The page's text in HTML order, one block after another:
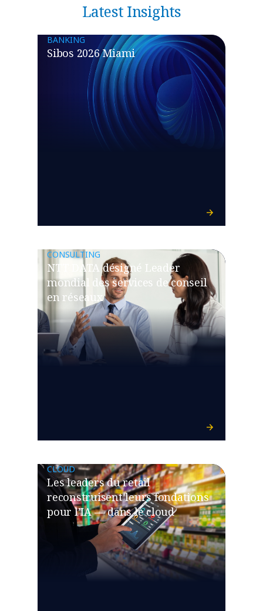
Latest Insights
BANKING
Sibos 2026 Miami
CONSULTING
NTT DATA désigné Leader
mondial des services de conseil
en réseaux
CLOUD
Les leaders du retail
reconstruisent leurs fondations
pour l’IA — dans le cloud